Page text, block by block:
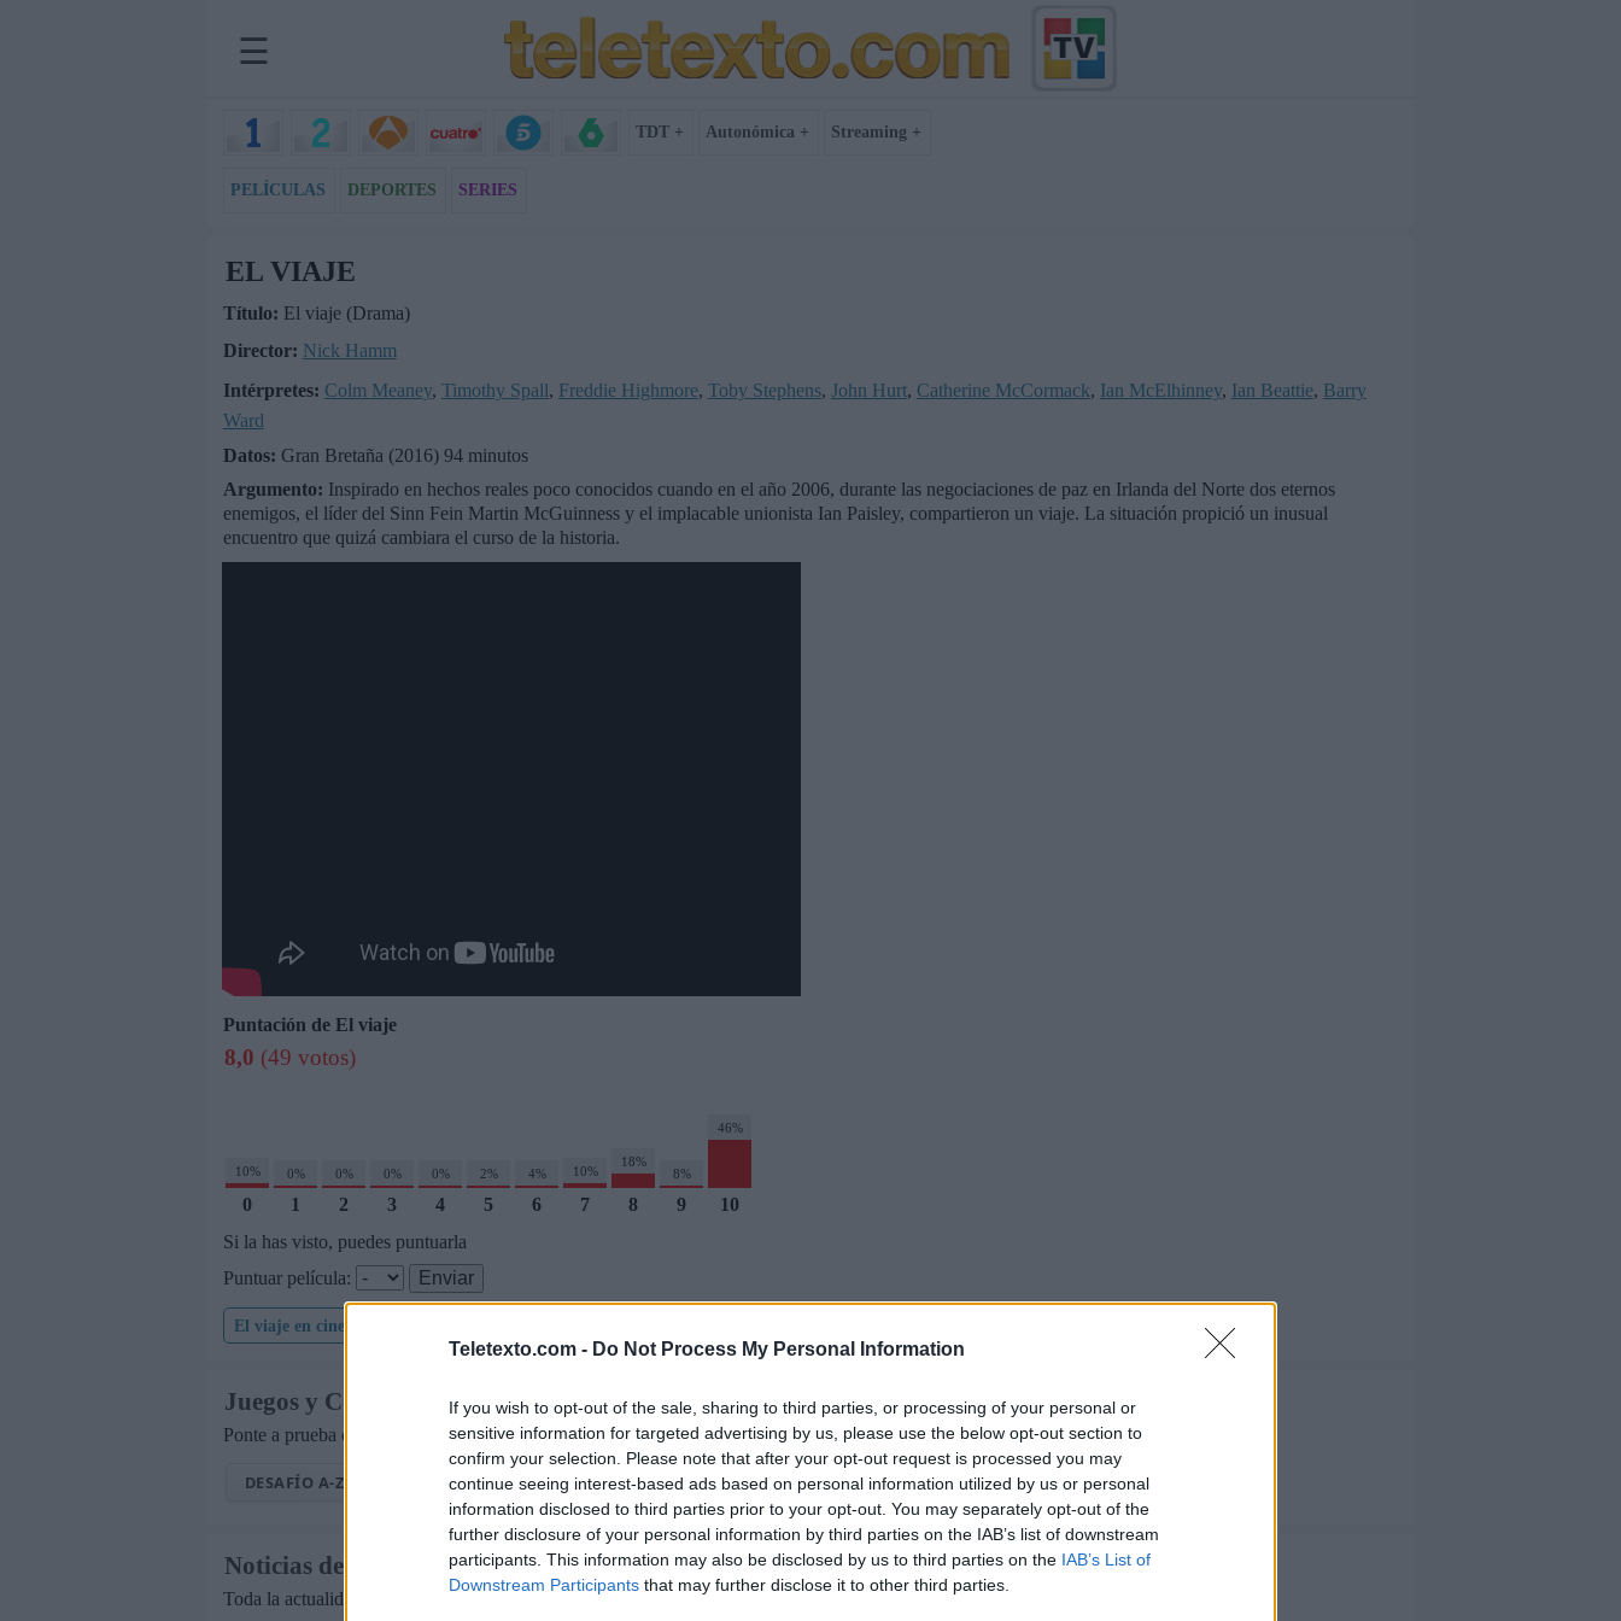
Teletexto.com - Do Not Process My Personal Information
If you wish to opt-out of the sale, sharing to third parties, or processing of your personal or
sensitive information for targeted advertising by us, please use the below opt-out section to
confirm your selection. Please note that after your opt-out request is processed you may
continue seeing interest-based ads based on personal information utilized by us or personal
information disclosed to third parties prior to your opt-out. You may separately opt-out of the
further disclosure of your personal information by third parties on the IAB’s list of downstream
participants. This information may also be disclosed by us to third parties on the IAB’s List of
Downstream Participants that may further disclose it to other third parties.
☰
TDT + Autonómica + Streaming +
PELÍCULAS DEPORTES SERIES
EL VIAJE
Título: El viaje (Drama)
Director: Nick Hamm
Intérpretes: Colm Meaney, Timothy Spall, Freddie Highmore, Toby Stephens, John Hurt, Catherine McCormack, Ian McElhinney, Ian Beattie, Barry
Ward
Datos: Gran Bretaña (2016) 94 minutos
Argumento: Inspirado en hechos reales poco conocidos cuando en el año 2006, durante las negociaciones de paz en Irlanda del Norte dos eternos
enemigos, el líder del Sinn Fein Martin McGuinness y el implacable unionista Ian Paisley, compartieron un viaje. La situación propició un inusual
encuentro que quizá cambiara el curso de la historia.
Puntación de El viaje
8,0 (49 votos)
10% 0% 0% 0% 0% 2% 4% 10%
18%
8%
46%
0 1 2 3 4 5 6 7 8 9
10
Si la has visto, puedes puntuarla
Puntuar película:
El viaje en cine.com
Juegos y Concursos de TV
Ponte a prueba con los mejores pasatiempos y concursos inspirados en tus programas favoritos.
DESAFÍO A-Z EL GRAN PANEL CIFRAS LETRAS PALABRA OCULTA SOPA DE LETRAS TV
Noticias de Televisión
Toda la actualidad de la televisión y el streaming en España.